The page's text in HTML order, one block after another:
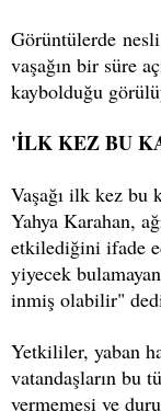
Görüntülerde
vaşağın bir süre
kaybolduğu
'İLK KEZ BU
Vaşağı ilk kez bu
Yahya Karahan,
etkilediğini ifade
yiyecek
inmiş olabilir"
Yetkililer, yaban
vatandaşların bu
vermemesi ve